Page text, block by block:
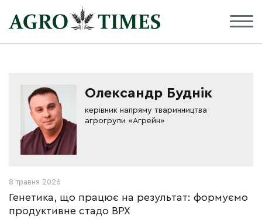
Олександр Буднік
керівник напряму тваринництва
агрогрупи «Агрейн»
8 травня 2026
Генетика, що працює на результат: формуємо
продуктивне стадо ВРХ